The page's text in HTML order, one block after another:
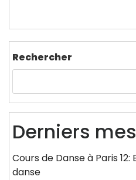
Rechercher
Derniers
Cours de Danse à Paris 12:
danse